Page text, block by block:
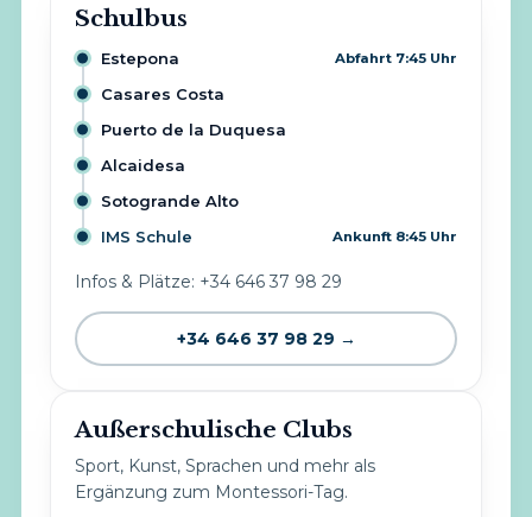
Schulbus
Estepona Abfahrt 7:45 Uhr
Casares Costa
Puerto de la Duquesa
Alcaidesa
Sotogrande Alto
IMS Schule
Ankunft 8:45 Uhr
Infos & Plätze: +34 646 37 98 29
+34 646 37 98 29 →
Außerschulische Clubs
Sport, Kunst, Sprachen und mehr als
Ergänzung zum Montessori-Tag.